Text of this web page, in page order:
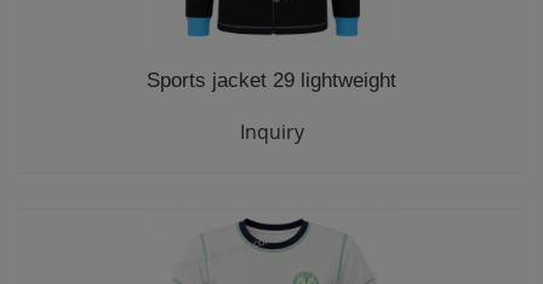
Sports jacket 29 lightweight
Inquiry